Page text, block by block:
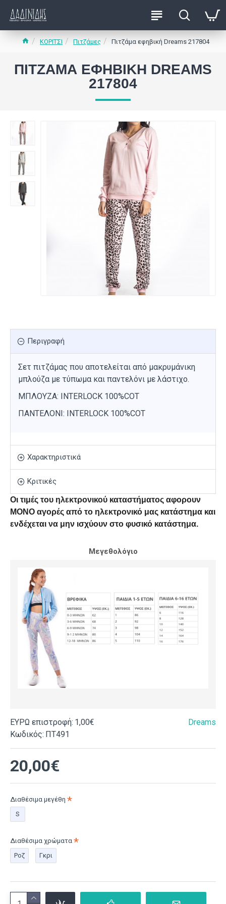
ΚΟΡΙΤΣΙ Πιτζάμες Πιτζάμα εφηβική Dreams 217804
ΠΙΤΖΆΜΑ ΕΦΗΒΙΚΉ DREAMS
217804
Περιγραφή
Σετ πιτζάμας που αποτελείται από μακρυμάνικη
μπλούζα με τύπωμα και παντελόνι με λάστιχο.
ΜΠΛΟΥΖΑ: INTERLOCK 100%COT
ΠΑΝΤΕΛΟΝΙ: INTERLOCK 100%COT
Χαρακτηριστικά
Κριτικές
Οι τιμές του ηλεκτρονικού καταστήματος αφορουν
ΜΟΝΟ αγορές από το ηλεκτρονικό μας κατάστημα και
ενδέχεται να μην ισχύουν στο φυσικό κατάστημα.
Μεγεθολόγιο
ΕΥΡΩ επιστροφή: 1,00€
Κωδικός: ΠΤ491
Dreams
20,00€
Διαθέσιμα μεγέθη
S
Διαθέσιμα χρώματα
Ροζ
Γκρι